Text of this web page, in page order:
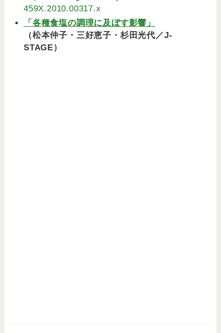
459X.2010.00317.x
「各種食塩の調理に及ぼす影響」
（松本仲子・三好恵子・杉田光代／J-
STAGE）